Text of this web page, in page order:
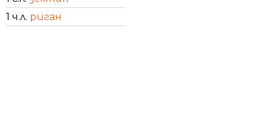
1 ч.л. риган